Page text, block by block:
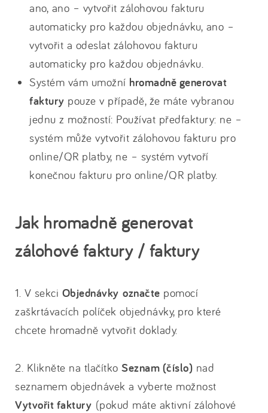
ano, ano – vytvořit zálohovou fakturu
automaticky pro každou objednávku, ano –
vytvořit a odeslat zálohovou fakturu
automaticky pro každou objednávku.
Systém vám umožní hromadně generovat
faktury pouze v případě, že máte vybranou
jednu z možností: Používat předfaktury: ne –
systém může vytvořit zálohovou fakturu pro
online/QR platby, ne – systém vytvoří
konečnou fakturu pro online/QR platby.
Jak hromadně generovat
zálohové faktury / faktury
1. V sekci Objednávky označte pomocí
zaškrtávacích políček objednávky, pro které
chcete hromadně vytvořit doklady.
2. Klikněte na tlačítko Seznam (číslo) nad
seznamem objednávek a vyberte možnost
Vytvořit faktury (pokud máte aktivní zálohové